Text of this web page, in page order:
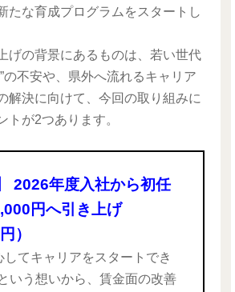
たな育成プログラムをスタートし
げの背景にあるものは、若い世代
の不安や、県外へ流れるキャリア
解決に向けて、今回の取り組みに
トが2つあります。
2026年度入社から初任
円へ引き上げ
）
してキャリアをスタートでき
いう想いから、賃金面の改善